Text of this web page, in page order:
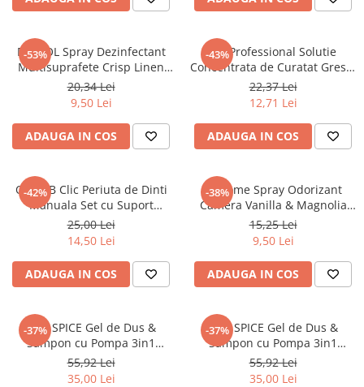
Sampon
Vopsea de par
Servetele Umede & Uscate
-53%
DETTOL Spray Dezinfectant
Multisuprafete Crisp Linen
300 ml
20,34 Lei
9,50 Lei
ADAUGA IN COS
-43%
SQ Professional Solutie
Concentrata de Curatat Gresie
& Piatra Naturala 1L
22,37 Lei
12,71 Lei
ADAUGA IN COS
-42%
ORAL-B Clic Periuta de Dinti
Manuala Set cu Suport
Magnetic, Argintie, Ergonomic
25,00 Lei
14,50 Lei
ADAUGA IN COS
-38%
At Home Spray Odorizant
Camera Vanilla & Magnolia
400 ml
15,25 Lei
9,50 Lei
ADAUGA IN COS
-37%
OLD SPICE Gel de Dus &
Sampon cu Pompa 3in1
WhiteWater Extra XL 1000 ml
55,92 Lei
35,00 Lei
-37%
OLD SPICE Gel de Dus &
Sampon cu Pompa 3in1
Captain Extra XL 1000 ml
55,92 Lei
35,00 Lei